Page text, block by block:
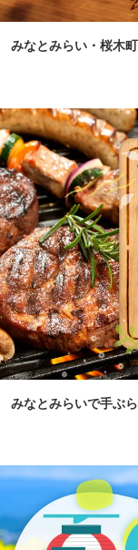
みなとみらい・桜木
みなとみらいで手ぶ